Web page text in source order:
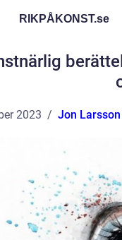
RIKPÅKONST.se
2023 Jon Larsson